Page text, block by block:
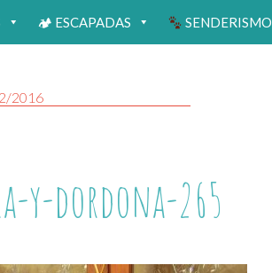
🏕 ESCAPADAS SENDERISMO
2016
y-dordona-265